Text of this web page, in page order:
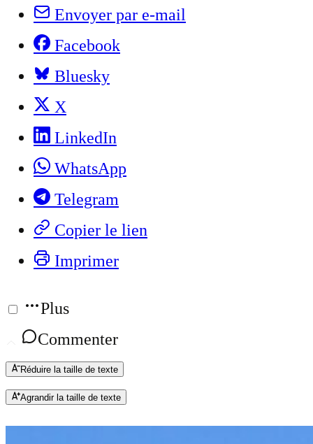
Envoyer par e-mail
Facebook
Bluesky
X
LinkedIn
WhatsApp
Telegram
Copier le lien
Imprimer
Plus
Commenter
Réduire la taille de texte
Agrandir la taille de texte